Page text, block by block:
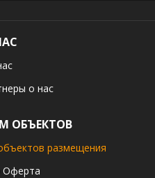
о нас
ОБЪЕКТОВ
размещения
Оферта